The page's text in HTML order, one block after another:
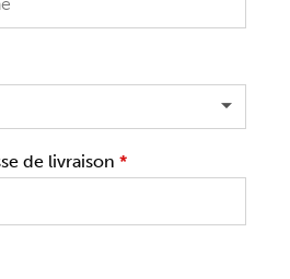
de livraison *